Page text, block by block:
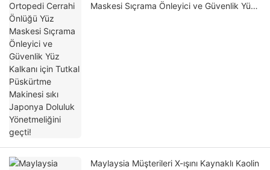
Maskesi Sıçrama Önleyici ve Güvenlik Yüz
Maylaysia Müşterileri X-ışını Kaynaklı Kaolin